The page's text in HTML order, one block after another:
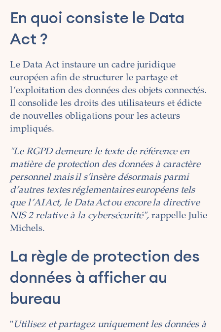
En quoi consiste le Data
Act ?
Le Data Act instaure un cadre juridique
européen afin de structurer le partage et
l’exploitation des données des objets connectés.
Il consolide les droits des utilisateurs et édicte
de nouvelles obligations pour les acteurs
impliqués.
"Le RGPD demeure le texte de référence en
matière de protection des données à caractère
personnel mais il s’insère désormais parmi
d’autres textes réglementaires européens tels
que l’AI Act, le Data Act ou encore la directive
NIS 2 relative à la cybersécurité", rappelle Julie
Michels.
La règle de protection des
données à afficher au
bureau
" Utilisez et partagez uniquement les données à